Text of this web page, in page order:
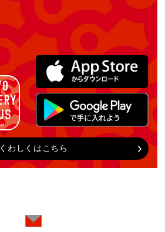
くわしくはこちら